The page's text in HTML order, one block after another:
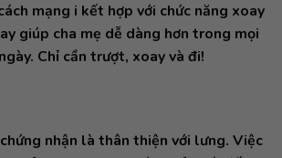
mạng i kết hợp với chức năng xoay
giúp cha mẹ dễ dàng hơn trong mọi
Chỉ cần trượt, xoay và đi!
nhận là thân thiện với lưng. Việc